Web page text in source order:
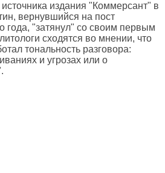
издания "Коммерсант" в
вернувшийся на пост
года, "затянул" со своим первым
сходятся во мнении, что
тональность разговора:
и угрозах или о